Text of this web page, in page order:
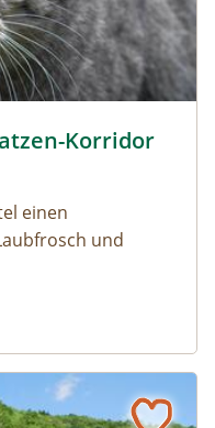
Korridor
einen
und
Rinder braucht